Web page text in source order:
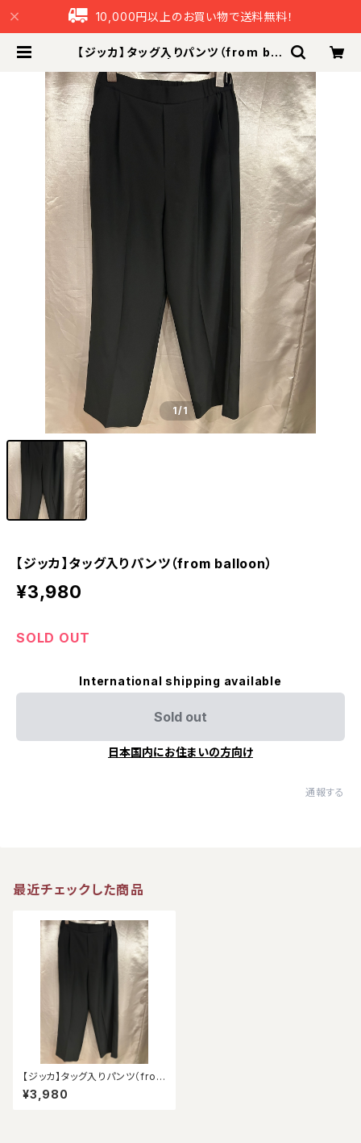
10,000円以上のお買い物で送料無料！
【ジッカ】タッグ入りパンツ（from bal
1/1
【ジッカ】タッグ入りパンツ（from balloon）
¥3,980
SOLD OUT
International shipping available
Sold out
日本国内にお住まいの方向け
通報する
最近チェックした商品
【ジッカ】タッグ入りパンツ（from
balloon）
¥3,980